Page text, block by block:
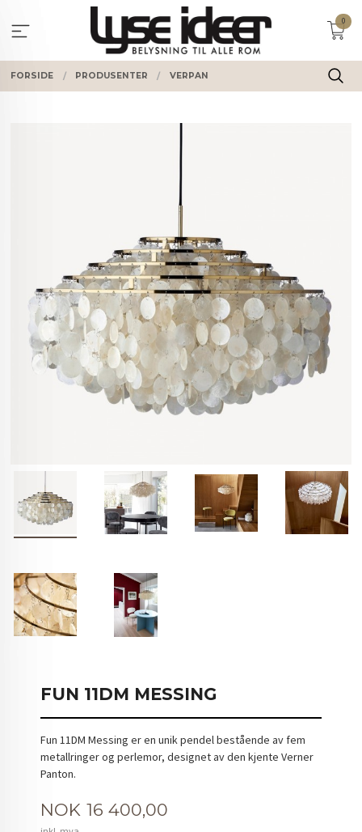
innholdet
0
FORSIDE PRODUSENTER VERPAN
FUN 11DM MESSING
Fun 11DM Messing er en unik pendel bestående av fem
metallringer og perlemor, designet av den kjente Verner
Panton.
Pris
NOK 16 400,00